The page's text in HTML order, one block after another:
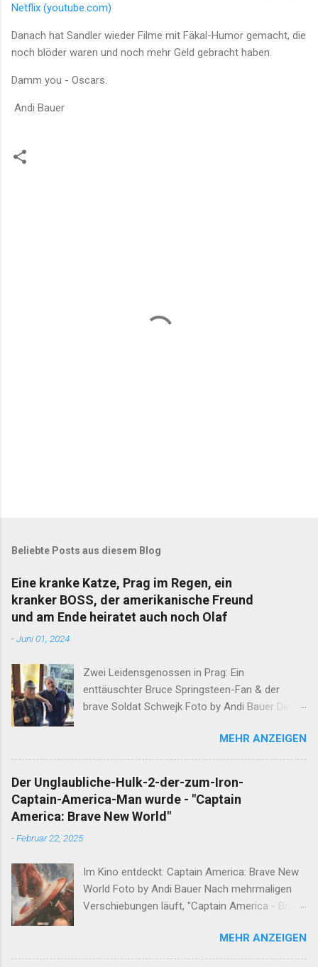
Netflix (youtube.com)
Danach hat Sandler wieder Filme mit Fäkal-Humor gemacht, die
noch blöder waren und noch mehr Geld gebracht haben.
Damm you - Oscars.
Andi Bauer
Beliebte Posts aus diesem Blog
Eine kranke Katze, Prag im Regen, ein
kranker BOSS, der amerikanische Freund
und am Ende heiratet auch noch Olaf
-Juni 01, 2024
Zwei Leidensgenossen in Prag: Ein
enttäuschter Bruce Springsteen-Fan & der
brave Soldat Schwejk Foto by Andi Bauer Dieser
lange abgeschlossen. Unfassbare Ereignisse
innerhalb einer Woche verlangen jedoch eine
neuerliche Öffnung. Ergänzend darf erwähnt
werden, dass Alan am Ende dieser
Wahnsinnswoche seine Frau Mutter anrief. Er
eingekriegt hat, sagte Sie den entscheidenden
Satz: "Das musst du aufschreiben" Nun, ein
guter Sohn tut das, was seine Mutter ihm sagt.
solltet Ihr liebe Leser und Leserinnen am
Wahrheitsgehalt dieser Worte zweifeln, fragt
MEHR ANZEIGEN
Der Unglaubliche-Hulk-2-der-zum-Iron-
Captain-America-Man wurde - "Captain
America: Brave New World"
-Februar 22, 2025
Im Kino entdeckt: Captain America: Brave New
World Foto by Andi Bauer Nach mehrmaligen
Verschiebungen läuft, "Captain America - Brave
Film? Es folgt eine ausführliche Analyse. Was
der Film sein will - Eine Fortsetzung zu den
MEHR ANZEIGEN